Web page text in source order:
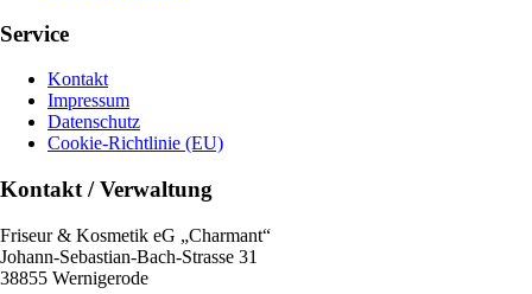
Service
Kontakt
Impressum
Datenschutz
Cookie-Richtlinie (EU)
Kontakt / Verwaltung
Friseur & Kosmetik eG „Charmant“
Johann-Sebastian-Bach-Strasse 31
38855 Wernigerode